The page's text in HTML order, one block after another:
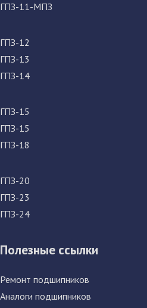
ГПЗ-11-МПЗ
ГПЗ-12
ГПЗ-13
ГПЗ-14
ГПЗ-15
ГПЗ-15
ГПЗ-18
ГПЗ-20
ГПЗ-23
ГПЗ-24
Полезные ссылки
Ремонт подшипников
Аналоги подшипников